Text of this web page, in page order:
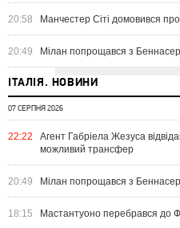
20:58 Манчестер Сіті домовився
20:49 Мілан попрощався з
ІТАЛІЯ. НОВИНИ
07 СЕРПНЯ 2026
22:22
Агент Габріела Жезуса
можливий трансфер
20:49 Мілан попрощався з
18:15 Мастантуоно перебрався до